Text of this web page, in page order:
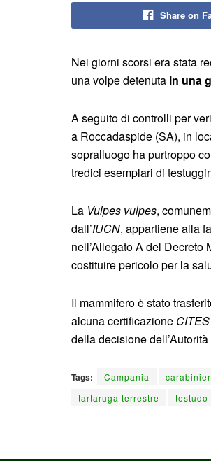
Share on
Nei giorni scorsi era stata
una volpe detenuta in una
A seguito di controlli per
a Roccadaspide (SA), in
sopralluogo ha purtroppo
tredici esemplari di
La Vulpes vulpes,
dall’IUCN, appartiene alla
nell’Allegato A del
costituire pericolo per la
Il mammifero è stato
alcuna certificazione CITES
della decisione
Tags: Campania
tartaruga terrestre
testudo